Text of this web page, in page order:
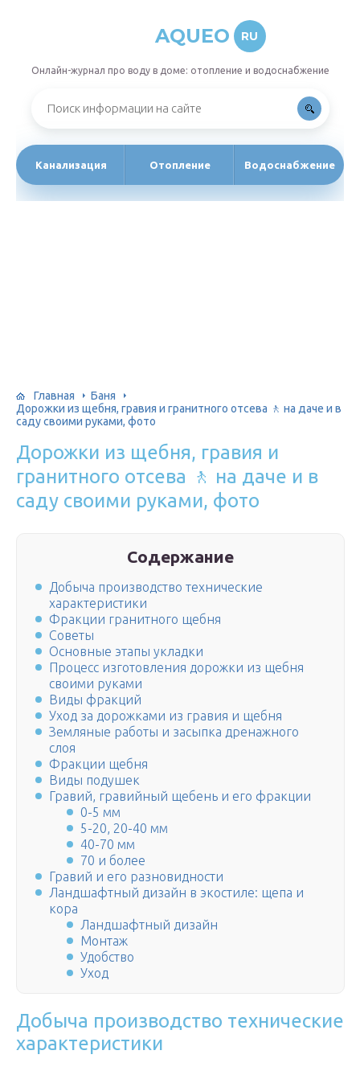
AQUEO RU
Онлайн-журнал про воду в доме: отопление и водоснабжение
Канализация Отопление Водоснабжение
Главная
Баня
Дорожки из щебня, гравия и гранитного отсева 🚶 на даче и в
саду своими руками, фото
Дорожки из щебня, гравия и
гранитного отсева 🚶 на даче и в
саду своими руками, фото
Содержание
Добыча производство технические
характеристики
Фракции гранитного щебня
Советы
Основные этапы укладки
Процесс изготовления дорожки из щебня
своими руками
Виды фракций
Уход за дорожками из гравия и щебня
Земляные работы и засыпка дренажного
слоя
Фракции щебня
Виды подушек
Гравий, гравийный щебень и его фракции
0-5 мм
5-20, 20-40 мм
40-70 мм
70 и более
Гравий и его разновидности
Ландшафтный дизайн в экостиле: щепа и
кора
Ландшафтный дизайн
Монтаж
Удобство
Уход
Добыча производство технические
характеристики